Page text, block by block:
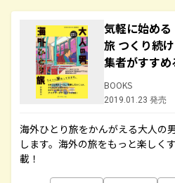
気軽に始める
旅 つくり続
集者がすす
BOOKS
2019.01.23 発売
海外ひとり旅をかんがえる大人の
します。海外の旅をもっと楽しく
載！